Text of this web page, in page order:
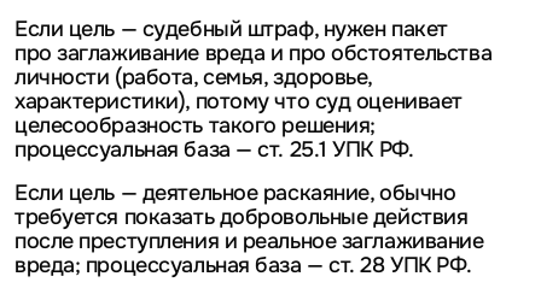
Если цель — судебный штраф, нужен пакет
про заглаживание вреда и про обстоятельства
личности (работа, семья, здоровье,
характеристики), потому что суд оценивает
целесообразность такого решения;
процессуальная база — ст. 25.1 УПК РФ.
Если цель — деятельное раскаяние, обычно
требуется показать добровольные действия
после преступления и реальное заглаживание
вреда; процессуальная база — ст. 28 УПК РФ.